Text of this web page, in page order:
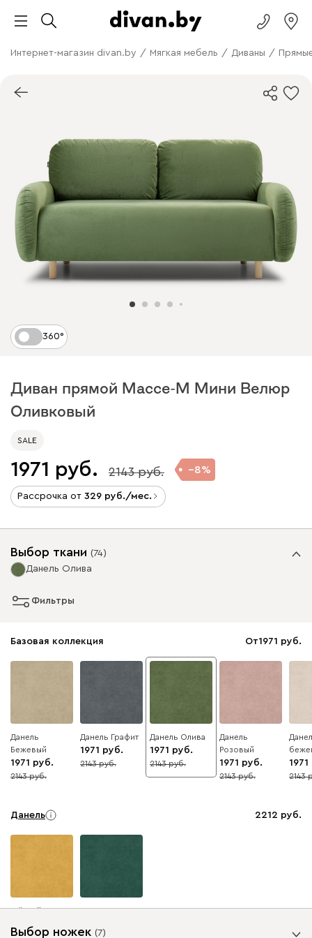
Интернет-магазин divan.by / Мягкая мебель / Диваны /
360°
Диван прямой Массе-М Мини Велюр
Оливковый
SALE
1971 2143 8
Рассрочка от 329 /мес.
Выбор ткани (74)
Данель Олива
Фильтры
Базовая коллекция От1971
Данель
Бежевый
1971
8
2143
Данель Графит
1971
8
2143
Данель Олива
1971
8
2143
Данель
Розовый
1971
8
2143
1971
8
2143
Данель 2212
Жёлтый Изумруд
Выбор ножек (7)